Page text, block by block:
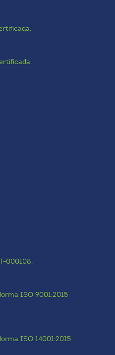
000108,
ISO 9001:2015
ISO 14001:2015